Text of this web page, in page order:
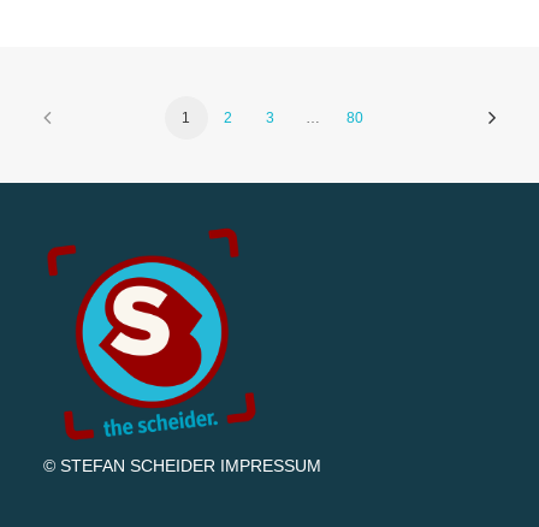
1 2 3 80
© STEFAN SCHEIDER IMPRESSUM